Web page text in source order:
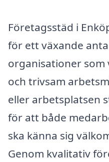
Företagsstäd i
för ett växande
organisationer som
och trivsam
eller arbetsplatsen
för att både
ska känna sig
Genom kvalitativ